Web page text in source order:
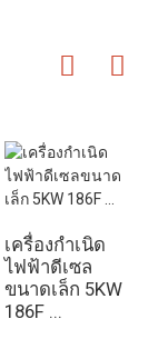
เครื่องกำเนิด
ไฟฟ้าดีเซล
ขนาดเล็ก 5KW
186F ...